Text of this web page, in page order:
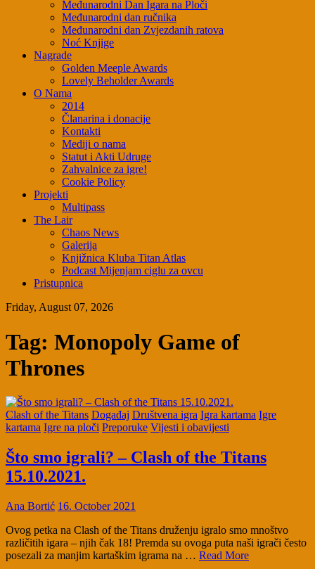
Međunarodni Dan Igara na Ploči
Međunarodni dan ručnika
Međunarodni dan Zvjezdanih ratova
Noć Knjige
Nagrade
Golden Meeple Awards
Lovely Beholder Awards
O Nama
2014
Članarina i donacije
Kontakti
Mediji o nama
Statut i Akti Udruge
Zahvalnice za igre!
Cookie Policy
Projekti
Multipass
The Lair
Chaos News
Galerija
Knjižnica Kluba Titan Atlas
Podcast Mijenjam ciglu za ovcu
Pristupnica
Friday, August 07, 2026
Tag: Monopoly Game of
Thrones
Clash of the Titans Događaj Društvena igra Igra kartama Igre
kartama Igre na ploči Preporuke Vijesti i obavijesti
Što smo igrali? – Clash of the Titans
15.10.2021.
Ana Bortić 16. October 2021
Ovog petka na Clash of the Titans druženju igralo smo mnoštvo
različitih igara – njih čak 18! Premda su ovoga puta naši igrači često
posezali za manjim kartaškim igrama na … Read More